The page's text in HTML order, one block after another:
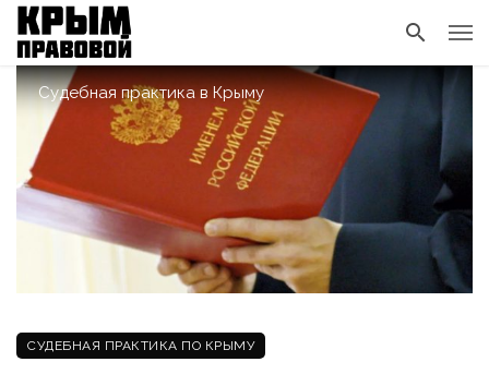
Судебная практика в Крыму
СУДЕБНАЯ ПРАКТИКА ПО КРЫМУ